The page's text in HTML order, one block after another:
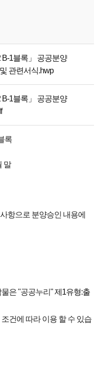
1블록」 공공분양
관련서식.hwp
1블록」 공공분양
록
말
항으로 분양승인 내용에
물은 "공공누리"제1유형:출
조건에 따라 이용 할 수 있습